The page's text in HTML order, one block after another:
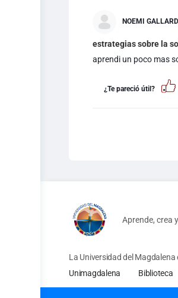
NOEMI
estrategias sobre la
aprendi un poco mas
¿Te pareció útil?
Aprende, crea
La Universidad del
Unimagdalena
Biblioteca